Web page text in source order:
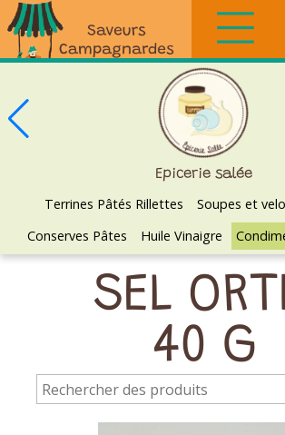
Saveurs
Epicerie salée
Terrines Pâtés Rillettes Soupes et
Conserves Pâtes
Huile Vinaigre
SEL
40 G